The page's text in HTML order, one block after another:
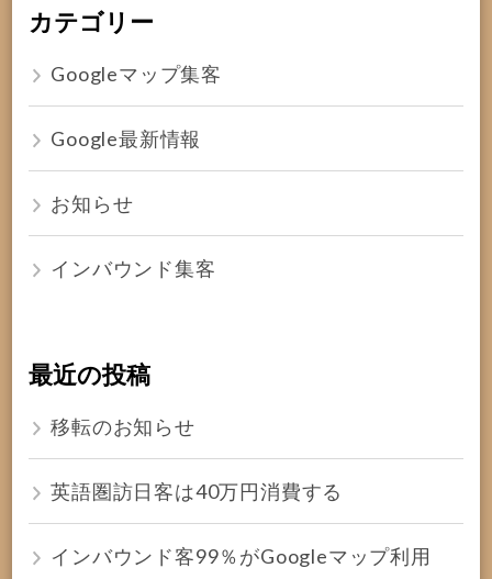
カテゴリー
Googleマップ集客
Google最新情報
お知らせ
インバウンド集客
最近の投稿
移転のお知らせ
英語圏訪日客は40万円消費する
インバウンド客99％がGoogleマップ利用